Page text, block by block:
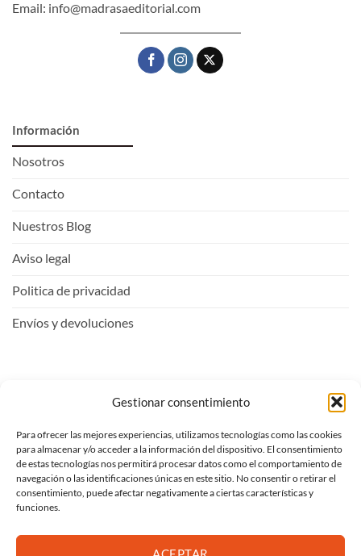
Gestionar consentimiento
Para ofrecer las mejores experiencias, utilizamos tecnologías como las cookies
para almacenar y/o acceder a la información del dispositivo. El consentimiento
de estas tecnologías nos permitirá procesar datos como el comportamiento de
navegación o las identificaciones únicas en este sitio. No consentir o retirar el
consentimiento, puede afectar negativamente a ciertas características y
funciones.
Email: info@madrasaeditorial.com
Información
Nosotros
Contacto
Nuestros Blog
Aviso legal
Politica de privacidad
Envíos y devoluciones
Entrar
Ver carrito
Mi lista de deseos
Proceder al pago